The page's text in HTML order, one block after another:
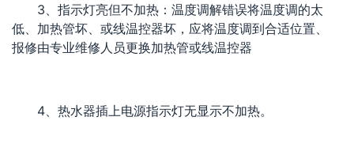
3、指示灯亮但不加热：温度调解错误将温度调的太
低、加热管坏、或线温控器坏，应将温度调到合适位置、
报修由专业维修人员更换加热管或线温控器
4、热水器插上电源指示灯无显示不加热。